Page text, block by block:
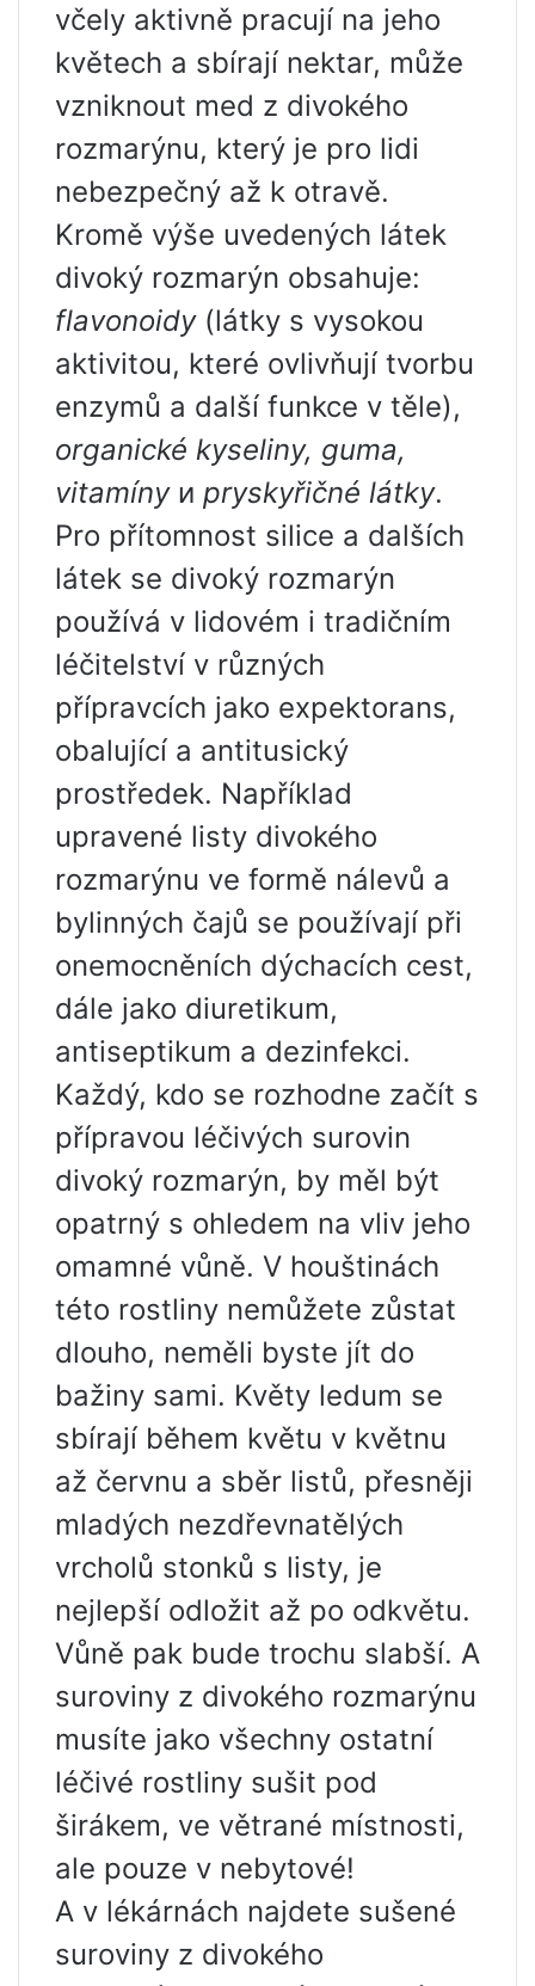
včely aktivně pracují na jeho
květech a sbírají nektar, může
vzniknout med z divokého
rozmarýnu, který je pro lidi
nebezpečný až k otravě.
Kromě výše uvedených látek
divoký rozmarýn obsahuje:
flavonoidy(látky s vysokou
aktivitou, které ovlivňují tvorbu
enzymů a další funkce v těle),
organické kyseliny, guma,
vitamínyи pryskyřičné látky.
Pro přítomnost silice a dalších
látek se divoký rozmarýn
používá v lidovém i tradičním
léčitelství v různých
přípravcích jako expektorans,
obalující a antitusický
prostředek. Například
upravené listy divokého
rozmarýnu ve formě nálevů a
bylinných čajů se používají při
onemocněních dýchacích cest,
dále jako diuretikum,
antiseptikum a dezinfekci.
Každý, kdo se rozhodne začít s
přípravou léčivých surovin
divoký rozmarýn, by měl být
opatrný s ohledem na vliv jeho
omamné vůně. V houštinách
této rostliny nemůžete zůstat
dlouho, neměli byste jít do
bažiny sami. Květy ledum se
sbírají během květu v květnu
až červnu a sběr listů, přesněji
mladých nezdřevnatělých
vrcholů stonků s listy, je
nejlepší odložit až po odkvětu.
Vůně pak bude trochu slabší. A
suroviny z divokého rozmarýnu
musíte jako všechny ostatní
léčivé rostliny sušit pod
širákem, ve větrané místnosti,
ale pouze v nebytové!
A v lékárnách najdete sušené
suroviny z divokého